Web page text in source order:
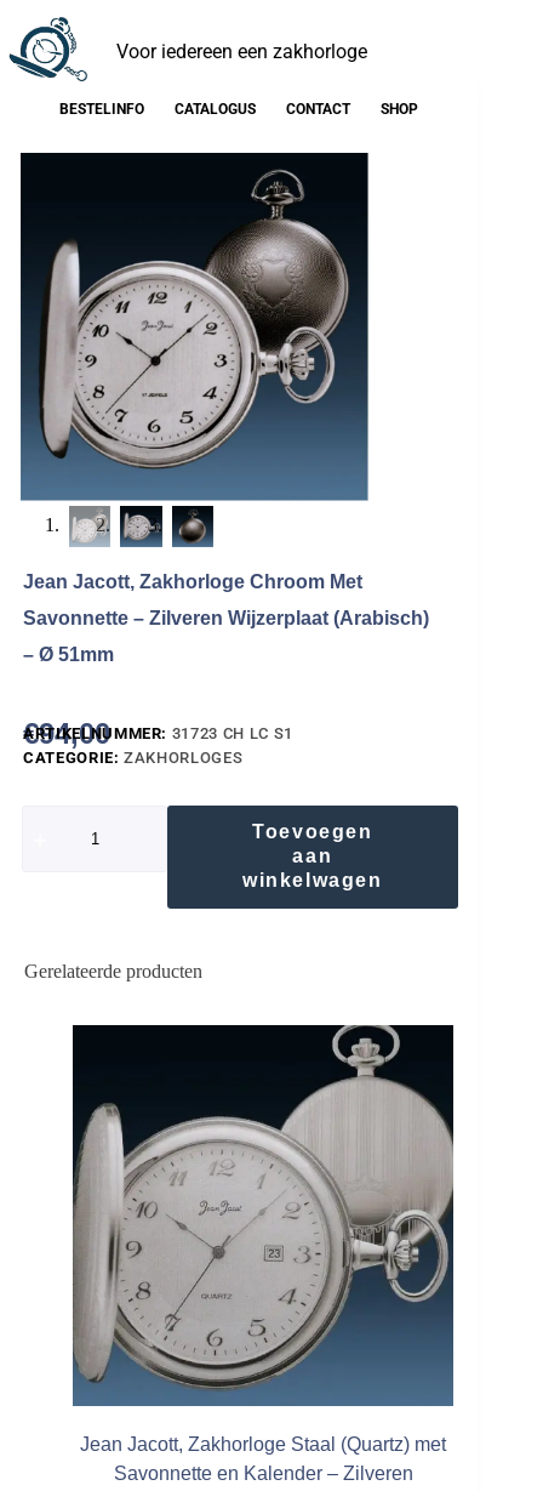
Voor iedereen een zakhorloge
BESTELINFO CATALOGUS CONTACT SHOP
Jean Jacott, Zakhorloge Chroom Met
Savonnette – Zilveren Wijzerplaat (Arabisch)
– Ø 51mm
€94,00
ARTIKELNUMMER: 31723 CH LC S1
CATEGORIE:ZAKHORLOGES
Toevoegen
aan
winkelwagen
Gerelateerde producten
Jean Jacott, Zakhorloge Staal (Quartz) met
Savonnette en Kalender – Zilveren